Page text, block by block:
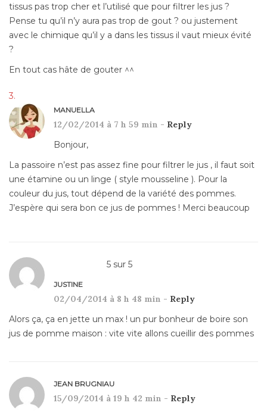
tissus pas trop cher et l’utilisé que pour filtrer les jus ?
Pense tu qu’il n’y aura pas trop de gout ? ou justement
avec le chimique qu’il y a dans les tissus il vaut mieux évité
?
En tout cas hâte de gouter ^^
MANUELLA
12/02/2014 à 7 h 59 min - Reply
Bonjour,
La passoire n’est pas assez fine pour filtrer le jus , il faut soit
une étamine ou un linge ( style mousseline ). Pour la
couleur du jus, tout dépend de la variété des pommes.
J’espère qui sera bon ce jus de pommes ! Merci beaucoup
5 sur 5
JUSTINE
02/04/2014 à 8 h 48 min - Reply
Alors ça, ça en jette un max ! un pur bonheur de boire son
jus de pomme maison : vite vite allons cueillir des pommes
JEAN BRUGNIAU
15/09/2014 à 19 h 42 min - Reply